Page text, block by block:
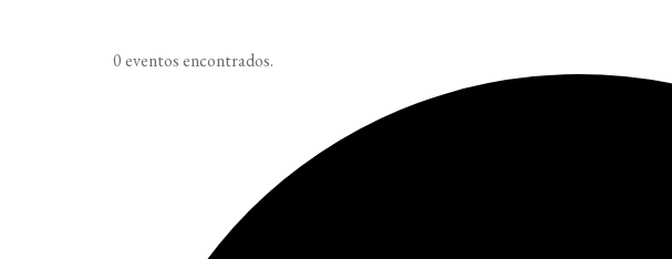
0 eventos encontrados.